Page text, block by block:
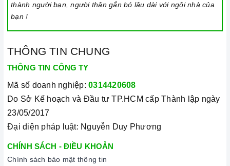
thành người bạn, người thân gắn bó lâu dài với ngôi nhà của
bạn !
THÔNG TIN CHUNG
THÔNG TIN CÔNG TY
Mã số doanh nghiệp: 0314420608
Do Sở Kế hoạch và Đầu tư TP.HCM cấp Thành lập ngày
23/05/2017
Đại diện pháp luật: Nguyễn Duy Phương
CHÍNH SÁCH - ĐIỀU KHOẢN
Chính sách bảo mật thông tin